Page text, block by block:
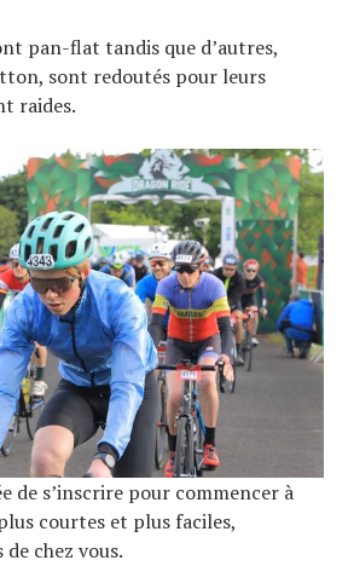
pan-flat tandis que d’autres,
sont redoutés pour leurs
raides.
de s’inscrire pour commencer à
courtes et plus faciles,
chez vous.